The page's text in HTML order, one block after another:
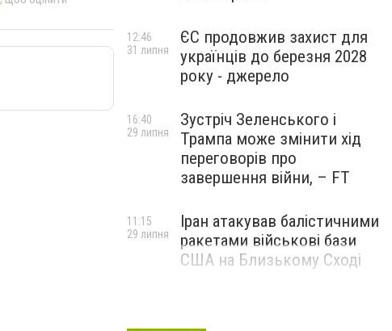
ЄС продовжив захист для
українців до березня 2028
року - джерело
12:46
31 липня
Зустріч Зеленського і
Трампа може змінити хід
переговорів про
завершення війни, – FT
16:40
29 липня
Іран атакував балістичними
ракетами військові бази
США на Близькому Сході
11:15
29 липня